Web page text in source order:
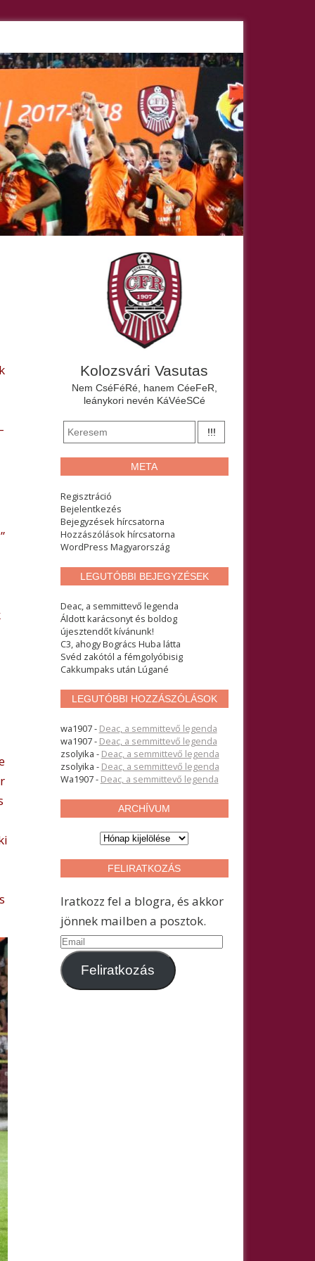
Kolozsvári Vasutas
Nem CséFéRé, hanem CéeFeR,
leánykori nevén KáVéeSCé
META
Regisztráció
Bejelentkezés
Bejegyzések hírcsatorna
Hozzászólások hírcsatorna
WordPress Magyarország
LEGUTÓBBI BEJEGYZÉSEK
Deac, a semmittevő legenda
Áldott karácsonyt és boldog
újesztendőt kívánunk!
C3, ahogy Bogrács Huba látta
Svéd zakótól a fémgolyóbisig
Cakkumpaks után Lúgané
LEGUTÓBBI HOZZÁSZÓLÁSOK
wa1907- Deac, a semmittevő legenda
wa1907- Deac, a semmittevő legenda
zsolyika - Deac, a semmittevő legenda
zsolyika - Deac, a semmittevő legenda
Wa1907- Deac, a semmittevő legenda
ARCHÍVUM
c
h
v
m
FELIRATKOZÁS
Iratkozz fel a blogra, és akkor
jönnek mailben a posztok.
E
m
a
Feliratkozás